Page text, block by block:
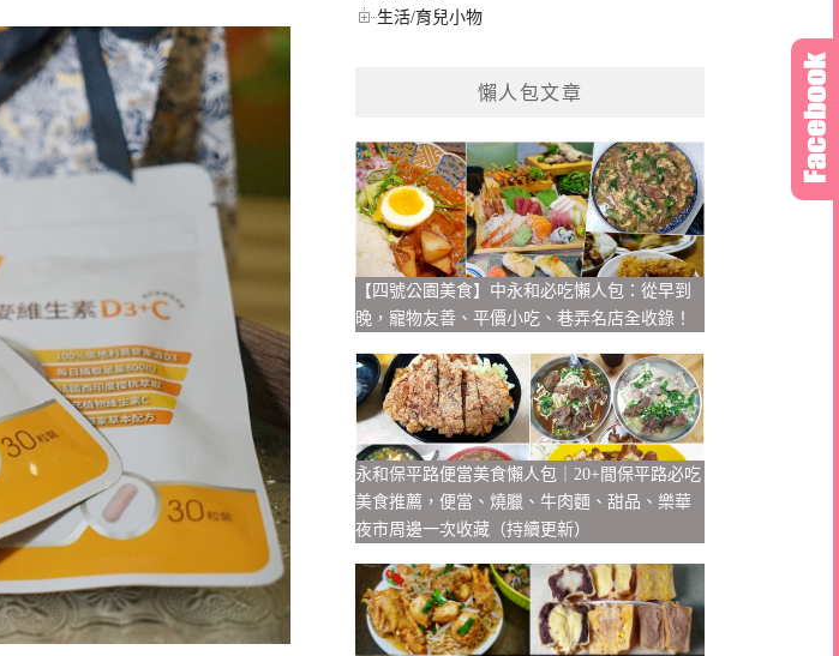
生活/育兒小物
懶人包文章
【四號公園美食】中永和必吃懶人包：從早到
晚，寵物友善、平價小吃、巷弄名店全收錄！
永和保平路便當美食懶人包｜20+間保平路必吃
美食推薦，便當、燒臘、牛肉麵、甜品、樂華
夜市周邊一次收藏（持續更新）